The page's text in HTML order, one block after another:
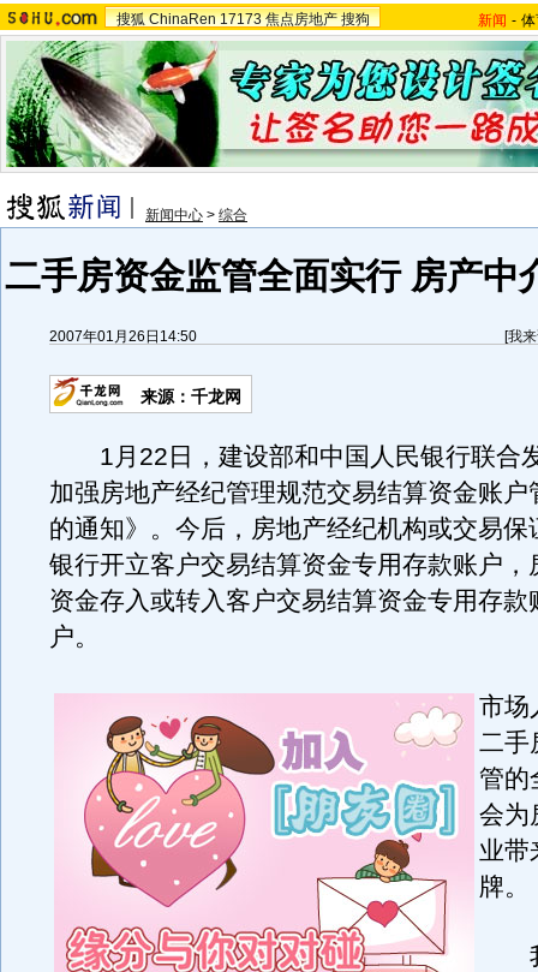
搜狐 ChinaRen 17173 焦点房地产 搜狗 新闻 -
新闻中心 > 综合
二手房资金监管全面实行 房产中
2007年01月26日14:50 [我
来源：千龙网
1月22日，建设部和中国人民银行联合
加强房地产经纪管理规范交易结算资金账户
的通知》。今后，房地产经纪机构或交易保
银行开立客户交易结算资金专用存款账户，
资金存入或转入客户交易结算资金专用存款
户。
市场
二手
管的
会为
业带
牌。
我